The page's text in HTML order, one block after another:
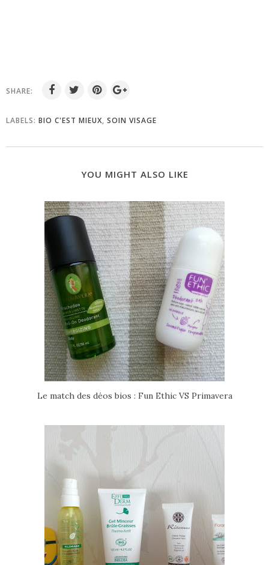
SHARE:
LABELS: BIO C'EST MIEUX, SOIN VISAGE
YOU MIGHT ALSO LIKE
Le match des déos bios : Fun Ethic VS Primavera